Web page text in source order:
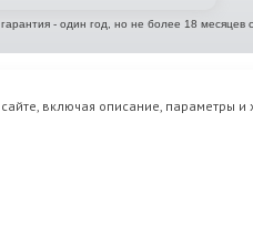
- один год, но не более 18 месяцев
включая описание, параметры и